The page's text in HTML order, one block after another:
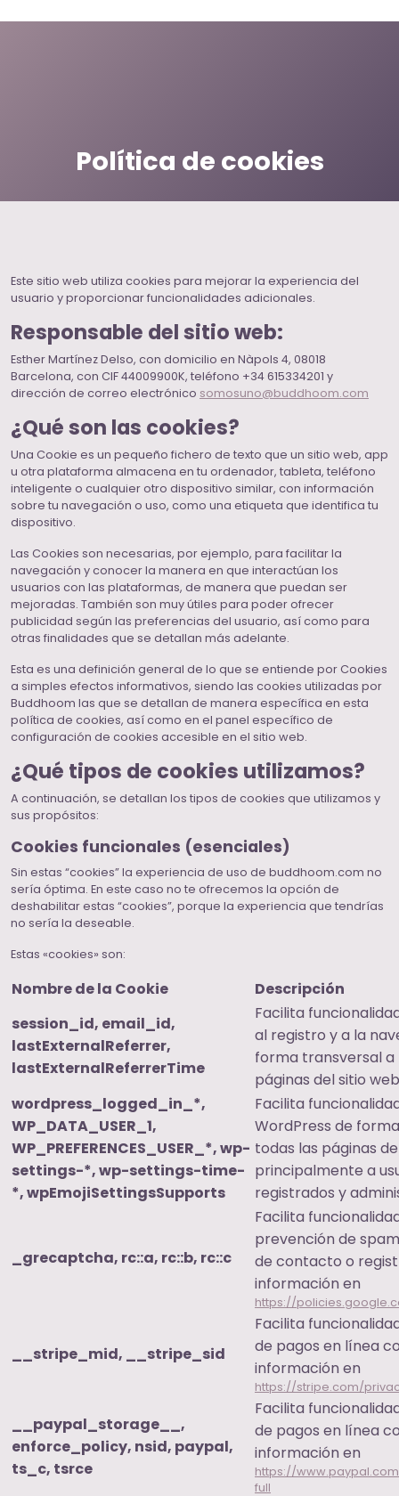
Política de cookies
Este sitio web utiliza cookies para mejorar la experiencia del
usuario y proporcionar funcionalidades adicionales.
Responsable del sitio web:
Esther Martínez Delso, con domicilio en Nàpols 4, 08018
Barcelona, con CIF 44009900K, teléfono +34 615334201 y
dirección de correo electrónico somosuno@buddhoom.com
¿Qué son las cookies?
Una Cookie es un pequeño fichero de texto que un sitio web, app
u otra plataforma almacena en tu ordenador, tableta, teléfono
inteligente o cualquier otro dispositivo similar, con información
sobre tu navegación o uso, como una etiqueta que identifica tu
dispositivo.
Las Cookies son necesarias, por ejemplo, para facilitar la
navegación y conocer la manera en que interactúan los
usuarios con las plataformas, de manera que puedan ser
mejoradas. También son muy útiles para poder ofrecer
publicidad según las preferencias del usuario, así como para
otras finalidades que se detallan más adelante.
Esta es una definición general de lo que se entiende por Cookies
a simples efectos informativos, siendo las cookies utilizadas por
Buddhoom las que se detallan de manera específica en esta
política de cookies, así como en el panel específico de
configuración de cookies accesible en el sitio web.
¿Qué tipos de cookies utilizamos?
A continuación, se detallan los tipos de cookies que utilizamos y
sus propósitos:
Cookies funcionales (esenciales)
Sin estas “cookies” la experiencia de uso de buddhoom.com no
sería óptima. En este caso no te ofrecemos la opción de
deshabilitar estas “cookies”, porque la experiencia que tendrías
no sería la deseable.
Estas «cookies» son:
Nombre de la Cookie
Descripción
session_id, email_id,
lastExternalReferrer,
lastExternalReferrerTime
Facilita
al registro y a la
forma transversal a
páginas del sitio
wordpress_logged_in_*,
WP_DATA_USER_1,
WP_PREFERENCES_USER_*, wp-
settings-*, wp-settings-time-
*, wpEmojiSettingsSupports
Facilita
WordPress de
todas las páginas
principalmente a
registrados y
_grecaptcha, rc::a, rc::b, rc::c
Facilita
prevención de
de contacto o
información en
https://
__stripe_mid, __stripe_sid
Facilita
de pagos en línea
información en
https://stripe.com/
__paypal_storage__,
enforce_policy, nsid, paypal,
ts_c, tsrce
Facilita
de pagos en línea
información en
https://
full